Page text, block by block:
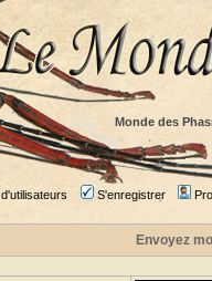
Monde des
S'enregistrer
Envoyez